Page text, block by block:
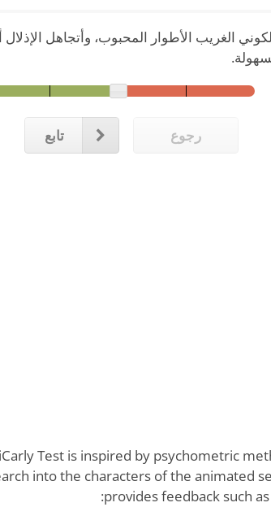
لكوني الغريب الأطوار المحبوب، وأتجاهل الإذلال
رجوع تابع
Test is inspired by psychometric
into the characters of the animated
provides feedback such